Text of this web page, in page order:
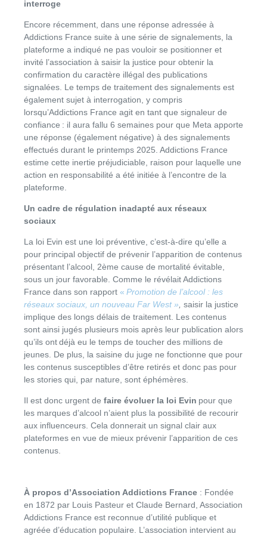
interroge
Encore récemment, dans une réponse adressée à
Addictions France suite à une série de signalements, la
plateforme a indiqué ne pas vouloir se positionner et
invité l’association à saisir la justice pour obtenir la
confirmation du caractère illégal des publications
signalées. Le temps de traitement des signalements est
également sujet à interrogation, y compris
lorsqu’Addictions France agit en tant que signaleur de
confiance : il aura fallu 6 semaines pour que Meta apporte
une réponse (également négative) à des signalements
effectués durant le printemps 2025. Addictions France
estime cette inertie préjudiciable, raison pour laquelle une
action en responsabilité a été initiée à l’encontre de la
plateforme.
Un cadre de régulation inadapté aux réseaux
sociaux
La loi Evin est une loi préventive, c’est-à-dire qu’elle a
pour principal objectif de prévenir l’apparition de contenus
présentant l’alcool, 2ème cause de mortalité évitable,
sous un jour favorable. Comme le révélait Addictions
France dans son rapport « Promotion de l’alcool : les
réseaux sociaux, un nouveau Far West » saisir la justice
implique des longs délais de traitement. Les contenus
sont ainsi jugés plusieurs mois après leur publication alors
qu’ils ont déjà eu le temps de toucher des millions de
jeunes. De plus, la saisine du juge ne fonctionne que pour
les contenus susceptibles d’être retirés et donc pas pour
les stories qui, par nature, sont éphémères.
Il est donc urgent de faire évoluer la loi Evin pour que
les marques d’alcool n’aient plus la possibilité de recourir
aux influenceurs. Cela donnerait un signal clair aux
plateformes en vue de mieux prévenir l’apparition de ces
contenus.
À propos d’Association Addictions France : Fondée
en 1872 par Louis Pasteur et Claude Bernard, Association
Addictions France est reconnue d’utilité publique et
agréée d’éducation populaire. L’association intervient au